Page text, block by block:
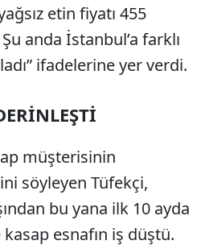
etin fiyatı 455
anda İstanbul’a farklı
ifadelerine yer verdi.
müşterisinin
söyleyen Tü­fekçi,
bu yana ilk 10 ayda
kasap esnafın iş düştü.